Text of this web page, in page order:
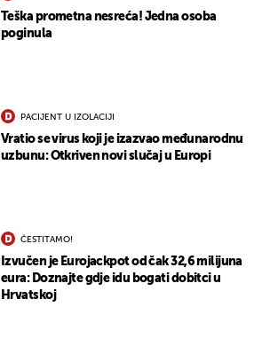
Teška prometna nesreća! Jedna osoba
poginula
PACIJENT U IZOLACIJI
Vratio se virus koji je izazvao međunarodnu
uzbunu: Otkriven novi slučaj u Europi
ČESTITAMO!
Izvučen je Eurojackpot od čak 32,6 milijuna
eura: Doznajte gdje idu bogati dobitci u
Hrvatskoj